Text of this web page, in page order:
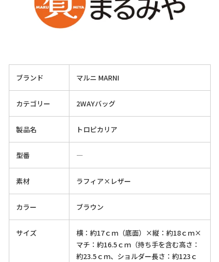
ブランド マルニ MARNI
カテゴリー 2WAYバッグ
製品名 トロピカリア
型番 ―
素材 ラフィア×レザー
カラー ブラウン
サイズ
横：約17ｃｍ（底面）×縦：約18ｃｍ×
マチ：約16.5ｃｍ（持ち手を含む高さ：
約23.5ｃｍ、ショルダー長さ：約123ｃ